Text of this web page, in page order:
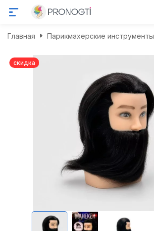
Главная Парикмахерские инструменты
скидка